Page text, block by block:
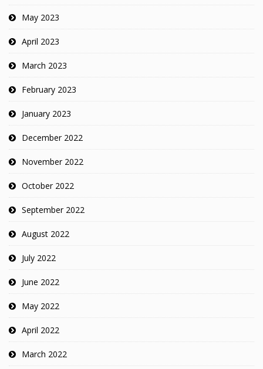
May 2023
April 2023
March 2023
February 2023
January 2023
December 2022
November 2022
October 2022
September 2022
August 2022
July 2022
June 2022
May 2022
April 2022
March 2022